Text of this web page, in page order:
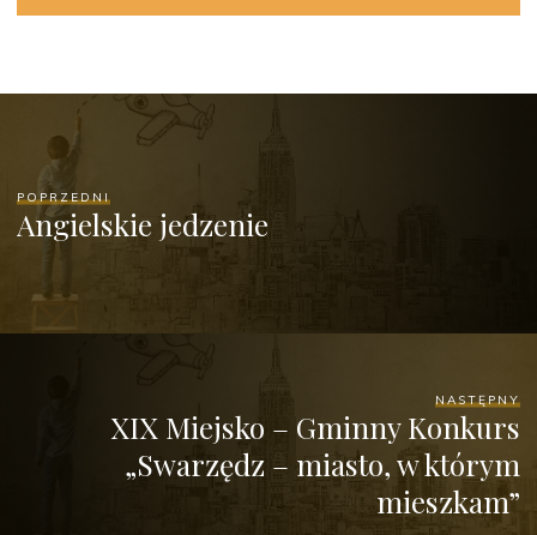
POPRZEDNI
Angielskie jedzenie
NASTĘPNY
XIX Miejsko – Gminny Konkurs
„Swarzędz – miasto, w którym
mieszkam”